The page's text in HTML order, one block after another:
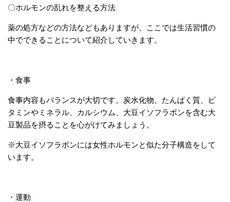
〇ホルモンの乱れを整える方法
薬の処方などの方法などもありますが、ここでは生活習慣の
中でできることについて紹介していきます。
・食事
食事内容もバランスが大切です。炭水化物、たんぱく質、ビ
タミンやミネラル、カルシウム、大豆イソフラボンを含む大
豆製品を摂ることを心がけてみましょう。
※大豆イソフラボンには女性ホルモンと似た分子構造をして
います。
・運動